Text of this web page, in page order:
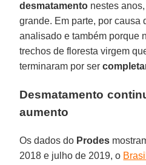
desmatamento nestes
grande. Em parte, por causa
analisado e também porque
trechos de floresta virgem
terminaram por ser
Desmatamento
aumento
Os dados do Prodes
2018 e julho de 2019, o